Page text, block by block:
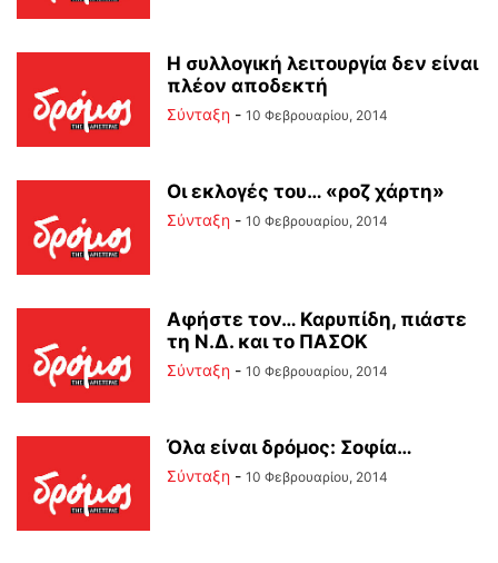
Η συλλογική λειτουργία δεν είναι
πλέον αποδεκτή
Σύνταξη - 10 Φεβρουαρίου, 2014
Οι εκλογές του… «ροζ χάρτη»
Σύνταξη - 10 Φεβρουαρίου, 2014
Αφήστε τον… Καρυπίδη, πιάστε
τη Ν.Δ. και το ΠΑΣΟΚ
Σύνταξη - 10 Φεβρουαρίου, 2014
Όλα είναι δρόμος: Σοφία…
Σύνταξη - 10 Φεβρουαρίου, 2014